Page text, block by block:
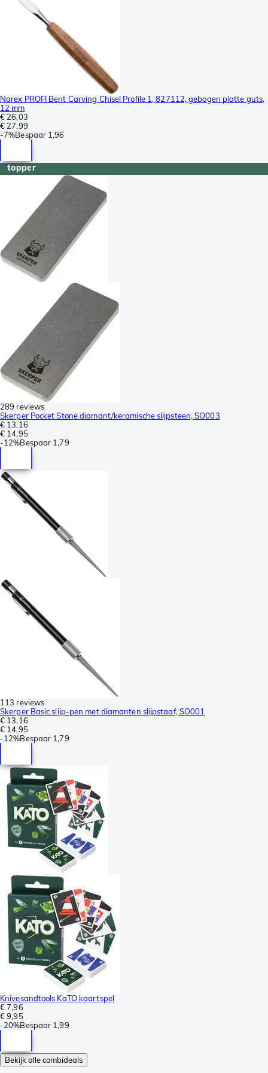
Narex PROFI Bent Carving Chisel Profile 1, 827112, gebogen platte guts,
12 mm
€ 26,03
€ 27,99
-7%Bespaar 1,96
topper
289 reviews
Skerper Pocket Stone diamant/keramische slijpsteen, SO003
€ 13,16
€ 14,95
-12%Bespaar 1,79
113 reviews
Skerper Basic slijp-pen met diamanten slijpstaaf, SO001
€ 13,16
€ 14,95
-12%Bespaar 1,79
Knivesandtools KaTO kaartspel
€ 7,96
€ 9,95
-20%Bespaar 1,99
Bekijk alle combideals